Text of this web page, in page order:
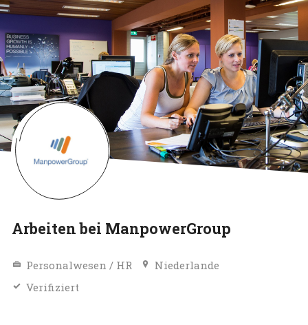
Arbeiten bei ManpowerGroup
Personalwesen / HR
Niederlande
Verifiziert